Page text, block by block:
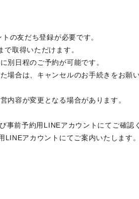
の友だち登録が必要です。
で取得いただけます。
別日程のご予約が可能です。
場合は、キャンセルのお手続きをお願
内容が変更となる場合があります。
事前予約用LINEアカウントにてご確認
アカウントにてご案内いたします。